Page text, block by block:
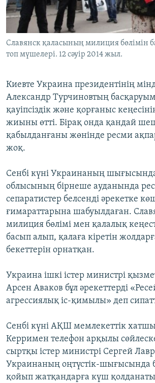
ЖАЗЫЛЫҢЫЗ
Басқа тілдерде
Славянск қаласының милиция бөлімін
топ мүшелері. 12 сәуір 2014 жыл.
Киевте Украина президентінің
Александр Турчиновтың
қауіпсіздік және қорғаныс
жиыны өтті. Бірақ онда қандай
қабылданғаны жөнінде ресми
жоқ.
Сенбі күні Украинаның
облысының бірнеше ауданында
сепаратистер белсенді әрекетке
ғимараттарына шабуылдаған.
милиция бөлімі мен қалалық
басып алып, қалаға кіретін
бекеттерін орнатқан.
Украина ішкі істер министрі
Арсен Аваков бұл әрекеттерді
агрессиялық іс-қимылы» деп
Сенбі күні АҚШ мемлекеттік
Керримен телефон арқылы
сыртқы істер министрі Сергей
Украинаның оңтүстік-шығысында
қойып жатқандарға күш